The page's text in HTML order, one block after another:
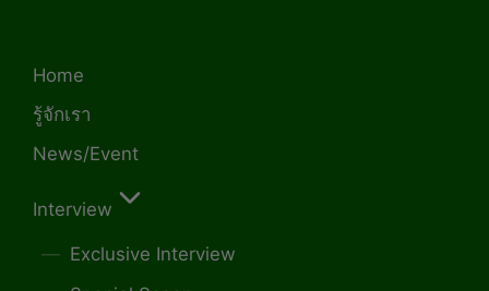
Home
รู้จักเรา
News/Event
Interview
Exclusive Interview